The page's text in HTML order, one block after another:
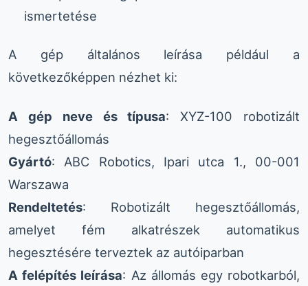
ismertetése
A gép általános leírása például a
következőképpen nézhet ki:
A gép neve és típusa: XYZ-100 robotizált
hegesztőállomás
Gyártó: ABC Robotics, Ipari utca 1., 00-001
Warszawa
Rendeltetés: Robotizált hegesztőállomás,
amelyet fém alkatrészek automatikus
hegesztésére terveztek az autóiparban
A felépítés leírása: Az állomás egy robotkarból,